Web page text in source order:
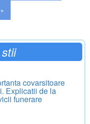
»
covarsitoare
Explicatii de la
funerare